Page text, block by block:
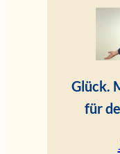
Glück.
für